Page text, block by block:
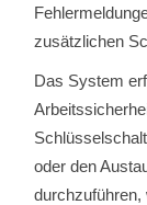
zusätzlichen
Das System
oder den
durchzuführen,